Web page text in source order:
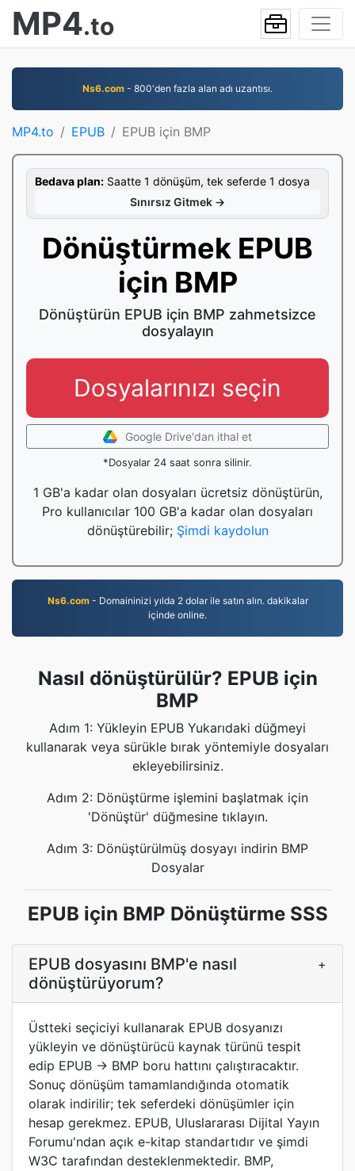
MP4.to
Ns6.com - 800'den fazla alan adı uzantısı.
MP4.to EPUB EPUB için BMP
Bedava plan: Saatte 1 dönüşüm, tek seferde 1 dosya
Sınırsız Gitmek →
Dönüştürmek EPUB
için BMP
Dönüştürün EPUB için BMP zahmetsizce
dosyalayın
Dosyalarınızı seçin
Google Drive'dan ithal et
*Dosyalar 24 saat sonra silinir.
1 GB'a kadar olan dosyaları ücretsiz dönüştürün,
Pro kullanıcılar 100 GB'a kadar olan dosyaları
dönüştürebilir; Şimdi kaydolun
Ns6.com- Domaininizi yılda 2 dolar ile satın alın. dakikalar
içinde online.
Nasıl dönüştürülür? EPUB için
BMP
Adım 1: Yükleyin EPUB Yukarıdaki düğmeyi
kullanarak veya sürükle bırak yöntemiyle dosyaları
ekleyebilirsiniz.
Adım 2: Dönüştürme işlemini başlatmak için
'Dönüştür' düğmesine tıklayın.
Adım 3: Dönüştürülmüş dosyayı indirin BMP
Dosyalar
EPUB için BMP Dönüştürme SSS
EPUB dosyasını BMP'e nasıl
dönüştürüyorum?
+
Üstteki seçiciyi kullanarak EPUB dosyanızı
yükleyin ve dönüştürücü kaynak türünü tespit
edip EPUB → BMP boru hattını çalıştıracaktır.
Sonuç dönüşüm tamamlandığında otomatik
olarak indirilir; tek seferdeki dönüşümler için
hesap gerekmez. EPUB, Uluslararası Dijital Yayın
Forumu'ndan açık e-kitap standartıdır ve şimdi
W3C tarafından desteklenmektedir. BMP,